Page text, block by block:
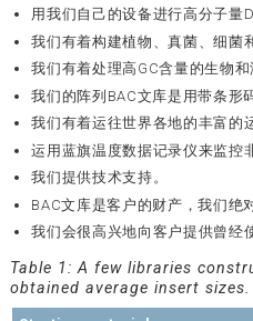
用我们自己的设备进行高分子量
我们有着构建植物、真菌、细菌
我们有着处理高GC含量的生物和
我们的阵列BAC文库是用带条形
我们有着运往世界各地的丰富的
运用蓝旗温度数据记录仪来监控
我们提供技术支持。
BAC文库是客户的财产，我们绝
我们会很高兴地向客户提供曾经
Table 1: A few libraries
obtained average insert sizes.